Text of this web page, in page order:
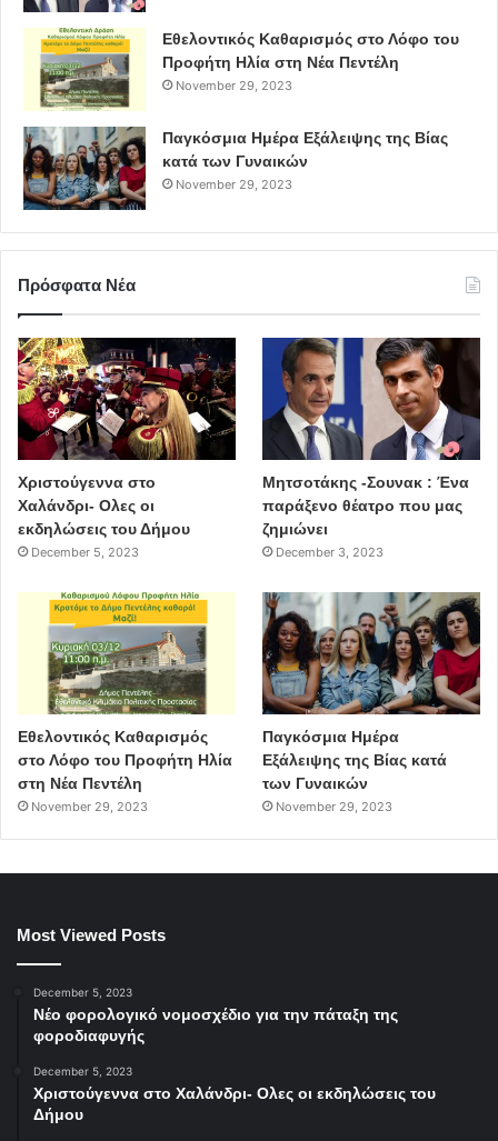
Εθελοντικός Καθαρισμός στο Λόφο του
Προφήτη Ηλία στη Νέα Πεντέλη
November 29, 2023
Παγκόσμια Ημέρα Εξάλειψης της Βίας
κατά των Γυναικών
November 29, 2023
Πρόσφατα Νέα
Χριστούγεννα στο
Χαλάνδρι- Ολες οι
εκδηλώσεις του Δήμου
December 5, 2023
Μητσοτάκης -Σουνακ : Ένα
παράξενο θέατρο που μας
ζημιώνει
December 3, 2023
Εθελοντικός Καθαρισμός
στο Λόφο του Προφήτη Ηλία
στη Νέα Πεντέλη
November 29, 2023
Παγκόσμια Ημέρα
Εξάλειψης της Βίας κατά
των Γυναικών
November 29, 2023
Most Viewed Posts
December 5, 2023
Νέο φορολογικό νομοσχέδιο για την πάταξη της
φοροδιαφυγής
December 5, 2023
Χριστούγεννα στο Χαλάνδρι- Ολες οι εκδηλώσεις του
Δήμου